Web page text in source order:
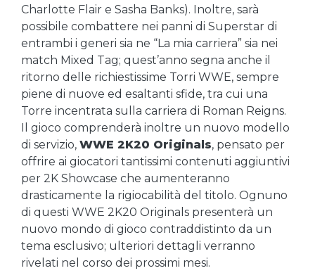
Charlotte Flair e Sasha Banks). Inoltre, sarà
possibile combattere nei panni di Superstar di
entrambi i generi sia ne “La mia carriera” sia nei
match Mixed Tag; quest’anno segna anche il
ritorno delle richiestissime Torri WWE, sempre
piene di nuove ed esaltanti sfide, tra cui una
Torre incentrata sulla carriera di Roman Reigns.
Il gioco comprenderà inoltre un nuovo modello
di servizio, WWE 2K20 Originals, pensato per
offrire ai giocatori tantissimi contenuti aggiuntivi
per 2K Showcase che aumenteranno
drasticamente la rigiocabilità del titolo. Ognuno
di questi WWE 2K20 Originals presenterà un
nuovo mondo di gioco contraddistinto da un
tema esclusivo; ulteriori dettagli verranno
rivelati nel corso dei prossimi mesi.